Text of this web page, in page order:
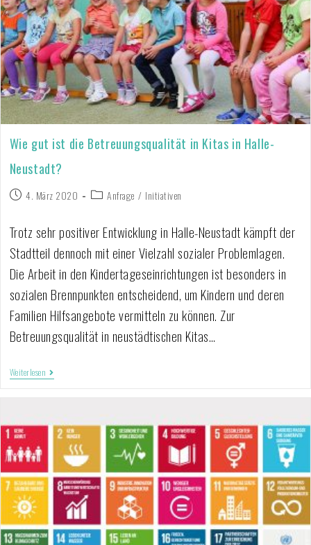
Wie gut ist die Betreuungsqualität in Kitas in Halle-
Neustadt?
4. März 2020 Anfrage / Initiativen
Trotz sehr positiver Entwicklung in Halle-Neustadt kämpft der
Stadtteil dennoch mit einer Vielzahl sozialer Problemlagen.
Die Arbeit in den Kindertageseinrichtungen ist besonders in
sozialen Brennpunkten entscheidend, um Kindern und deren
Familien Hilfsangebote vermitteln zu können. Zur
Betreuungsqualität in neustädtischen Kitas…
Weiterlesen